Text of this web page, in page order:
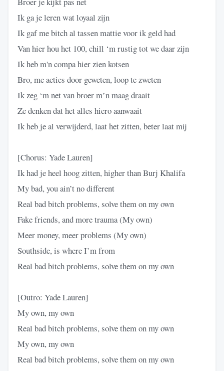
Ik ga je leren wat loyaal zijn
Ik gaf me bitch al tassen mattie voor ik geld had
Van hier hou het 100, chill ‘m rustig tot we daar zijn
Ik heb m'n compa hier zien kotsen
Bro, me acties door geweten, loop te zweten
Ik zeg ‘m net van broer m’n maag draait
Ze denken dat het alles hiero aanwaait
Ik heb je al verwijderd, laat het zitten, beter laat mij
[Chorus: Yade Lauren]
Ik had je heel hoog zitten, higher than Burj Khalifa
My bad, you ain’t no different
Real bad bitch problems, solve them on my own
Fake friends, and more trauma (My own)
Meer money, meer problems (My own)
Southside, is where I’m from
Real bad bitch problems, solve them on my own
[Outro: Yade Lauren]
My own, my own
Real bad bitch problems, solve them on my own
My own, my own
Real bad bitch problems, solve them on my own